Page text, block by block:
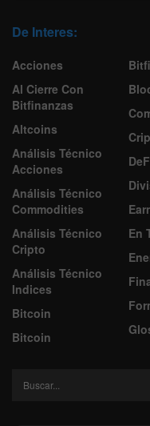
De Interes:
Acciones
Al Cierre Con
Bitfinanzas
Altcoins
Análisis Técnico
Acciones
Análisis Técnico
Commodities
Análisis Técnico
Cripto
Análisis Técnico
Indices
Bitcoin
Bitcoin
En